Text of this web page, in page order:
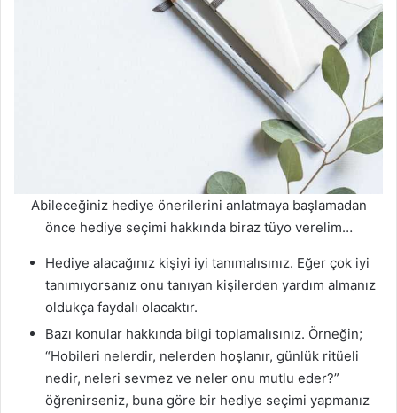
Abileceğiniz hediye önerilerini anlatmaya başlamadan
önce hediye seçimi hakkında biraz tüyo verelim…
Hediye alacağınız kişiyi iyi tanımalısınız. Eğer çok iyi
tanımıyorsanız onu tanıyan kişilerden yardım almanız
oldukça faydalı olacaktır.
Bazı konular hakkında bilgi toplamalısınız. Örneğin;
“Hobileri nelerdir, nelerden hoşlanır, günlük ritüeli
nedir, neleri sevmez ve neler onu mutlu eder?”
öğrenirseniz, buna göre bir hediye seçimi yapmanız